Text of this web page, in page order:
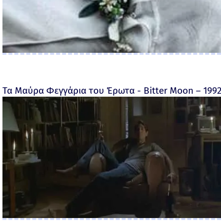
Τα Μαύρα Φεγγάρια του Έρωτα - Bitter Moon –